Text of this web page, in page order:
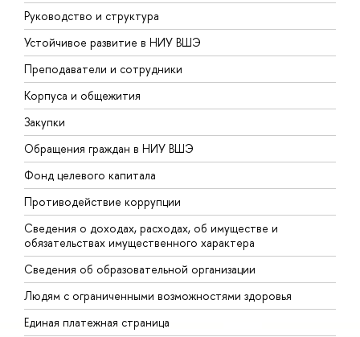
Руководство и структура
Устойчивое развитие в НИУ ВШЭ
Преподаватели и сотрудники
Корпуса и общежития
Закупки
Обращения граждан в НИУ ВШЭ
Фонд целевого капитала
Противодействие коррупции
Сведения о доходах, расходах, об имуществе и
обязательствах имущественного характера
Сведения об образовательной организации
Людям с ограниченными возможностями здоровья
Единая платежная страница